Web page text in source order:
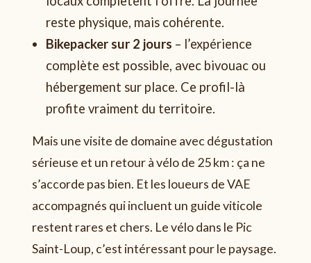
reste physique, mais cohérente.
Bikepacker sur 2 jours – l’expérience
complète est possible, avec bivouac ou
hébergement sur place. Ce profil-là
profite vraiment du territoire.
Mais une visite de domaine avec dégustation
sérieuse et un retour à vélo de 25 km : ça ne
s’accorde pas bien. Et les loueurs de VAE
accompagnés qui incluent un guide viticole
restent rares et chers. Le vélo dans le Pic
Saint-Loup, c’est intéressant pour le paysage.